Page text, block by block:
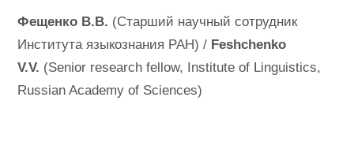
Фещенко В.В. (Старший научный сотрудник
Института языкознания РАН) / Feshchenko
V.V. (Senior research fellow, Institute of Linguistics,
Russian Academy of Sciences)